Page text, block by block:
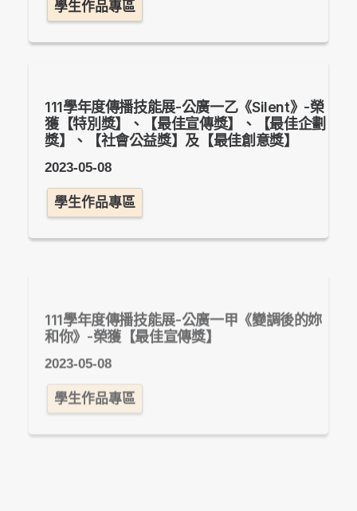
學生作品專區
111學年度傳播技能展-公廣一乙《Silent》-榮
獲【特別獎】、【最佳宣傳獎】、【最佳企劃
獎】、【社會公益獎】及【最佳創意獎】
2023-05-08
學生作品專區
和你》-榮獲【最佳宣傳獎】
2023-05-08